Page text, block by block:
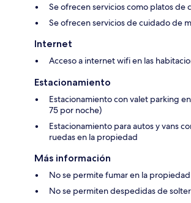
Se ofrecen servicios como platos de
Se ofrecen servicios de cuidado de
Internet
Acceso a internet wifi en las
Estacionamiento
Estacionamiento con valet parking
75 por noche)
Estacionamiento para autos y vans
ruedas en la propiedad
Más información
No se permite fumar en la propiedad
No se permiten despedidas de